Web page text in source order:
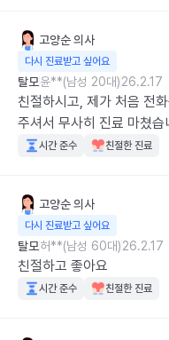
고양순의사
다시 진료받고 싶어요
탈모윤**(남성 20대)26.2.17
친절하시고, 제가 처음 전
주셔서 무사히 진료 마쳤
시간 준수 친절한 진료
고양순의사
다시 진료받고 싶어요
탈모허**(남성 60대)26.2.17
친절하고 좋아요
시간 준수 친절한 진료